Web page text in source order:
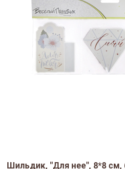
Шильдик, "Для нее", 8*8 см,